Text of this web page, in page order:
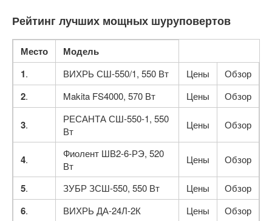
Рейтинг лучших мощных шуруповертов
Место
Модель
1. ВИХРЬ СШ-550/1, 550 Вт Цены Обзор
2. Makita FS4000, 570 Вт Цены Обзор
3.
РЕСАНТА СШ-550-1, 550
Вт
Цены Обзор
4.
Фиолент ШВ2-6-РЭ, 520
Вт
Цены Обзор
5. ЗУБР ЗСШ-550, 550 Вт Цены Обзор
6. ВИХРЬ ДА-24Л-2К Цены Обзор